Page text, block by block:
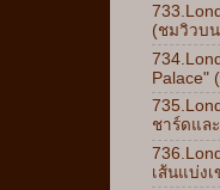
(ชมวิวบ
Palace"
ชาร์ดแล
เส้นแบ่ง